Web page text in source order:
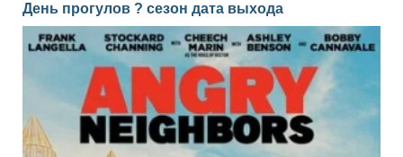
День прогулов ? сезон дата выхода